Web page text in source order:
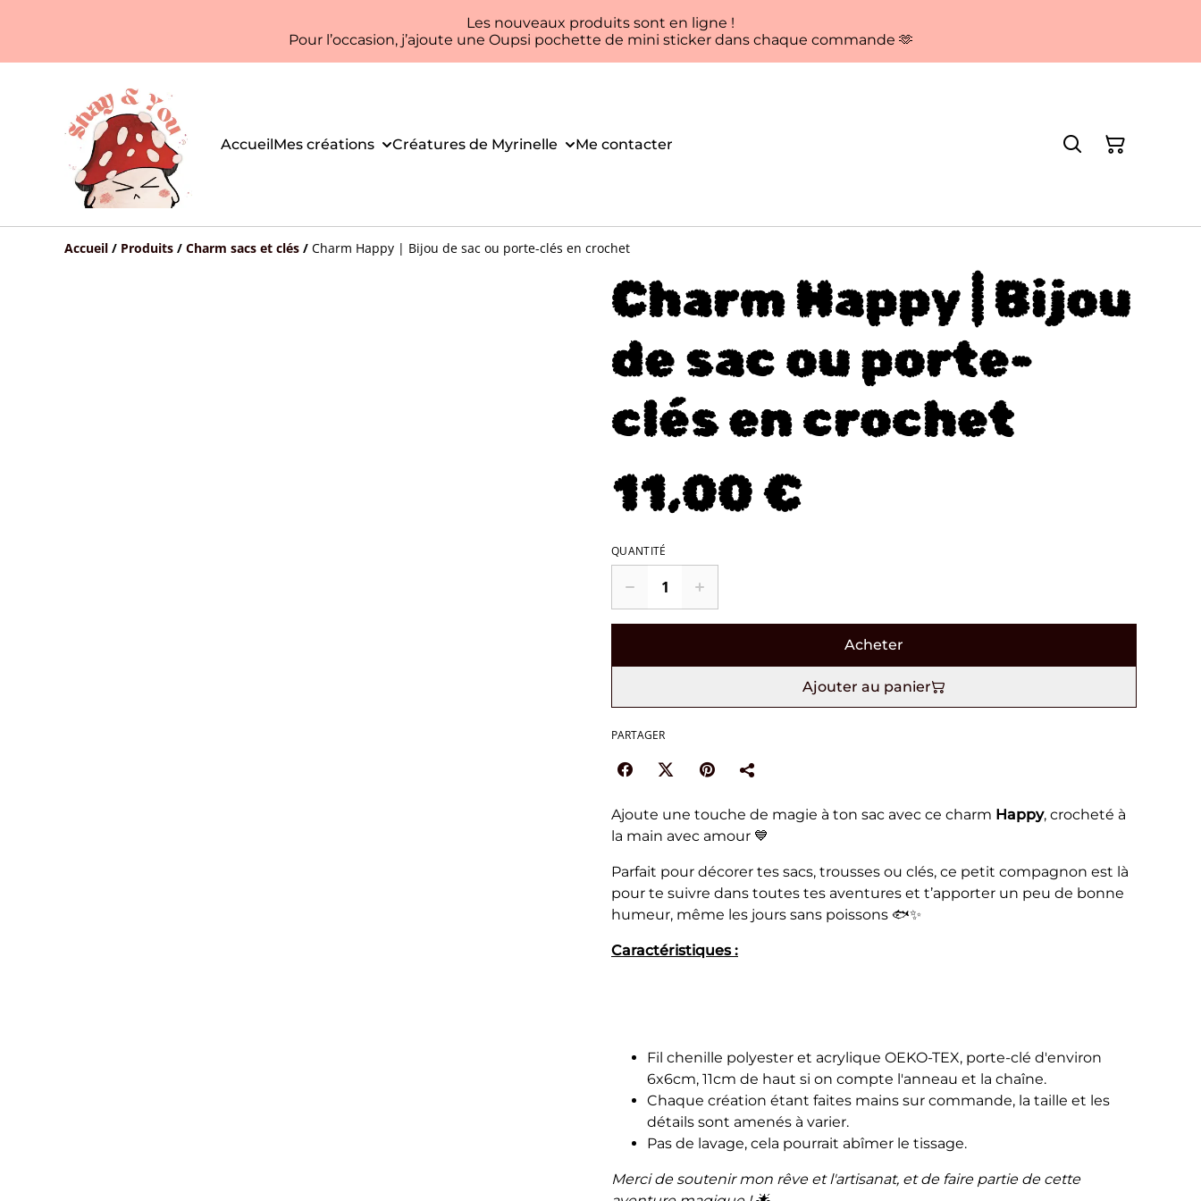
Les nouveaux produits sont en ligne !
Pour l’occasion, j’ajoute une Oupsi pochette de mini sticker dans chaque commande 🫶
AccueilMes créations Créatures de Myrinelle Me contacter
Accueil / Produits / Charm sacs et clés / Charm Happy | Bijou de sac ou porte-clés en crochet
Charm Happy | Bijou
de sac ou porte-
clés en crochet
11,00 €
QUANTITÉ
Acheter
Ajouter au panier
PARTAGER
Ajoute une touche de magie à ton sac avec ce charm Happy, crocheté à
la main avec amour 💙
Parfait pour décorer tes sacs, trousses ou clés, ce petit compagnon est là
pour te suivre dans toutes tes aventures et t’apporter un peu de bonne
humeur, même les jours sans poissons 🐟✨
Caractéristiques :
Fil chenille polyester et acrylique OEKO-TEX, porte-clé d'environ
6x6cm, 11cm de haut si on compte l'anneau et la chaîne.
Chaque création étant faites mains sur commande, la taille et les
détails sont amenés à varier.
Pas de lavage, cela pourrait abîmer le tissage.
Merci de soutenir mon rêve et l'artisanat, et de faire partie de cette